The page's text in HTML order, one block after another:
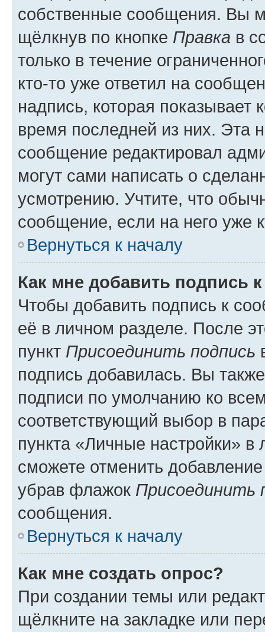
собственные сообщения. Вы
щёлкнув по кнопке Правка в
только в течение
кто-то уже ответил на
надпись, которая показывает
время последней из них. Эта
сообщение редактировал
могут сами написать о
усмотрению. Учтите, что
сообщение, если на него уже
Вернуться к началу
Как мне добавить подпись
Чтобы добавить подпись к
её в личном разделе. После
пункт Присоединить подпись
подпись добавилась. Вы
подписи по умолчанию ко
соответствующий выбор в
пункта «Личные настройки»
сможете отменить
убрав флажок Присоединить
сообщения.
Вернуться к началу
Как мне создать опрос?
При создании темы или
щёлкните на закладке или